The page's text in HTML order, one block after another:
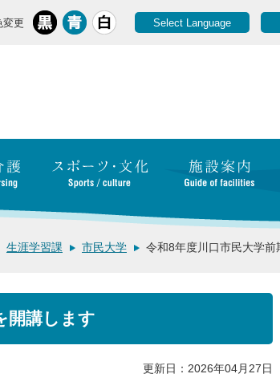
変更 Select Language
生涯学習課 市民大学 令和8年度川口市民大学前
開講します
更新日：2026年04月27日